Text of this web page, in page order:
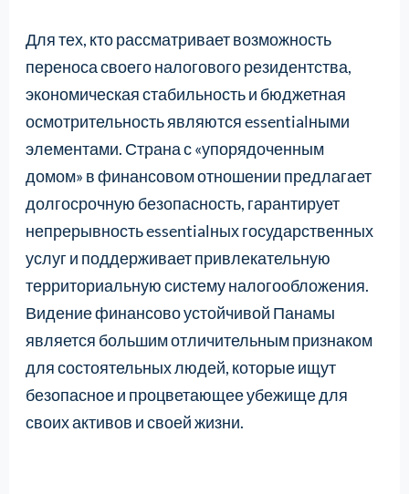
Для тех, кто рассматривает возможность
переноса своего налогового резидентства,
экономическая стабильность и бюджетная
осмотрительность являются essentialными
элементами. Страна с «упорядоченным
домом» в финансовом отношении предлагает
долгосрочную безопасность, гарантирует
непрерывность essentialных государственных
услуг и поддерживает привлекательную
территориальную систему налогообложения.
Видение финансово устойчивой Панамы
является большим отличительным признаком
для состоятельных людей, которые ищут
безопасное и процветающее убежище для
своих активов и своей жизни.